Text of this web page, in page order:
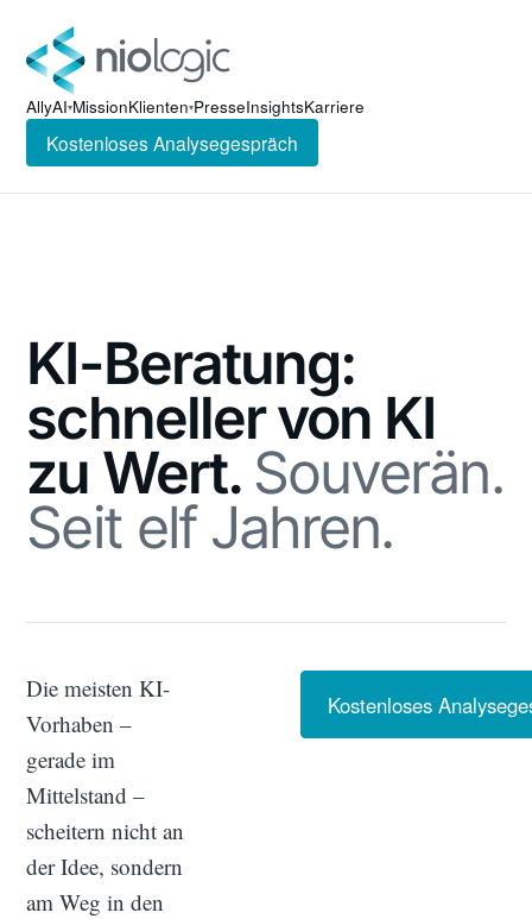
AllyAI▾MissionKlienten▾PresseInsightsKarriere
Kostenloses Analysegespräch
KI-Beratung:
schneller von KI
zu Wert. Souverän.
Seit elf Jahren.
Die meisten KI-
Vorhaben –
gerade im
Mittelstand –
scheitern nicht an
der Idee, sondern
am Weg in den
Kostenloses